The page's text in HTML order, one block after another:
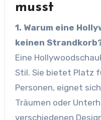
musst
1. Warum eine
keinen
Eine
Stil. Sie bietet Platz
Personen, eignet
Träumen oder
verschiedenen